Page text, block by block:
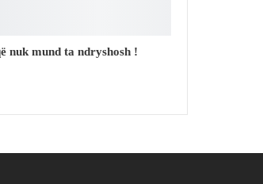
nuk mund ta ndryshosh !